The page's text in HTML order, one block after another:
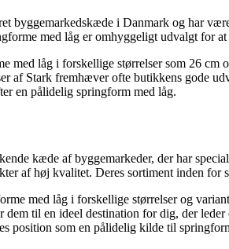
byggemarkedskæde i Danmark og har
med låg er omhyggeligt udvalgt for
med låg i forskellige størrelser som 26
af Stark fremhæver ofte butikkens gode
en pålidelig springform med låg.
kæde af byggemarkeder, der har
af høj kvalitet. Deres sortiment inden for
med låg i forskellige størrelser og
dem til en ideel destination for dig, der
position som en pålidelig kilde til